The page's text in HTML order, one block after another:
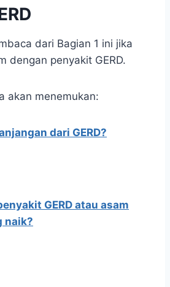
dari Bagian 1 ini jika
dengan penyakit GERD.
akan menemukan:
dari GERD?
GERD atau asam
naik?